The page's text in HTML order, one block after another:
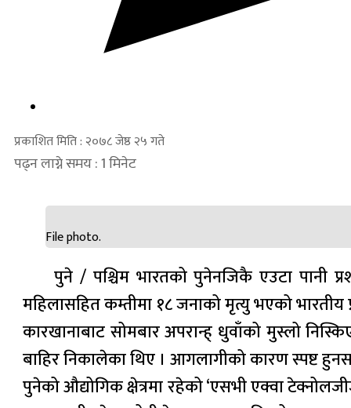
प्रकाशित मिति : २०७८ जेष्ठ २५ गते
पढ्न लाग्ने समय : 1 मिनेट
File photo.
पुने / पश्चिम भारतको पुनेनजिकै एउटा पानी
महिलासहित कम्तीमा १८ जनाको मृत्यु भएको
कारखानाबाट सोमबार अपरान्ह् धुवाँको मुस्लो
बाहिर निकालेका थिए । आगलागीको कारण स्पष्ट
पुनेको औद्योगिक क्षेत्रमा रहेको ‘एसभी एक्वा